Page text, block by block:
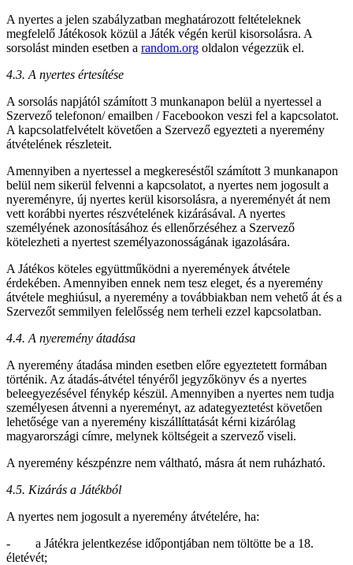
A nyertes a jelen szabályzatban meghatározott feltételeknek
megfelelő Játékosok közül a Játék végén kerül kisorsolásra. A
sorsolást minden esetben a random.org oldalon végezzük el.
4.3. A nyertes értesítése
A sorsolás napjától számított 3 munkanapon belül a nyertessel a
Szervező telefonon/ emailben / Facebookon veszi fel a kapcsolatot.
A kapcsolatfelvételt követően a Szervező egyezteti a nyeremény
átvételének részleteit.
Amennyiben a nyertessel a megkereséstől számított 3 munkanapon
belül nem sikerül felvenni a kapcsolatot, a nyertes nem jogosult a
nyereményre, új nyertes kerül kisorsolásra, a nyereményét át nem
vett korábbi nyertes részvételének kizárásával. A nyertes
személyének azonosításához és ellenőrzéséhez a Szervező
kötelezheti a nyertest személyazonosságának igazolására.
A Játékos köteles együttműködni a nyeremények átvétele
érdekében. Amennyiben ennek nem tesz eleget, és a nyeremény
átvétele meghiúsul, a nyeremény a továbbiakban nem vehető át és a
Szervezőt semmilyen felelősség nem terheli ezzel kapcsolatban.
4.4. A nyeremény átadása
A nyeremény átadása minden esetben előre egyeztetett formában
történik. Az átadás-átvétel tényéről jegyzőkönyv és a nyertes
beleegyezésével fénykép készül. Amennyiben a nyertes nem tudja
személyesen átvenni a nyereményt, az adategyeztetést követően
lehetősége van a nyeremény kiszállíttatását kérni kizárólag
magyarországi címre, melynek költségeit a szervező viseli.
A nyeremény készpénzre nem váltható, másra át nem ruházható.
4.5. Kizárás a Játékból
A nyertes nem jogosult a nyeremény átvételére, ha:
- a Játékra jelentkezése időpontjában nem töltötte be a 18.
életévét;